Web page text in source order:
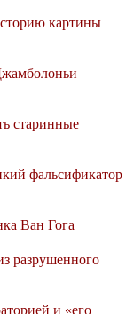
картины
старинные
фальсификатор
Ван Гога
разрушенного
и «его